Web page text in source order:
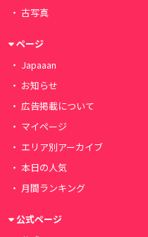
古写真
ページ
Japaaan
お知らせ
広告掲載について
マイページ
エリア別アーカイブ
本日の人気
月間ランキング
公式ページ